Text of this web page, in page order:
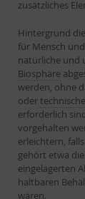
zusätzliches
Hintergrund
für Mensch
natürliche und
Biosphäre
werden, ohne
oder
erforderlich
vorgehalten
erleichtern,
gehört etwa
eingelagerten
haltbaren
wären.